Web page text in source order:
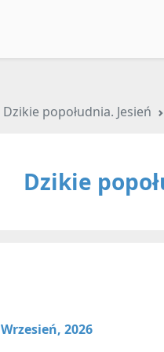
Dzikie popołudnia. Jesień
Dzikie
Wrzesień, 2026